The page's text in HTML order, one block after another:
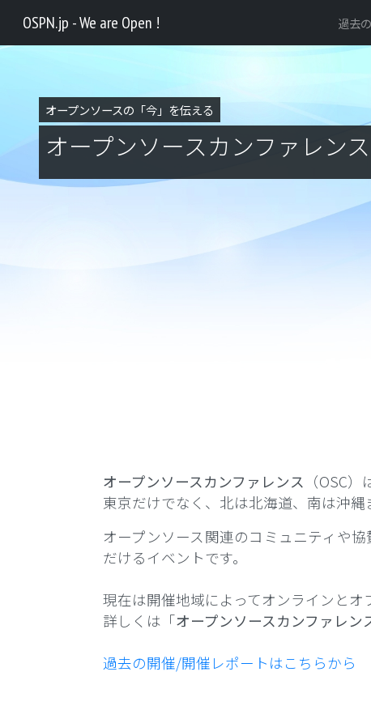
OSPN.jp - We are Open ! 過去
オープンソースの「今」を伝える
オープンソースカンファレンス
オープンソースカンファレンス （OSC
東京だけでなく、北は北海道、南は沖縄
オープンソース関連のコミュニティや
だけるイベントです。
現在は開催地域によってオンラインとオ
詳しくは「オープンソースカンファレン
過去の開催/開催レポートはこちらから